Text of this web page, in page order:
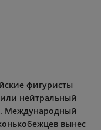
фигуристы
нейтральный
Международный
вынес